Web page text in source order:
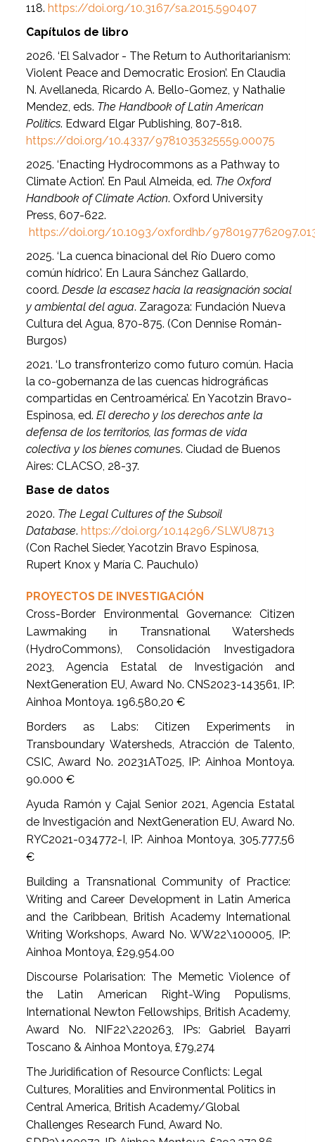
118. https://doi.org/10.3167/sa.2015.590407
Capítulos de libro
2026. ‘El Salvador - The Return to Authoritarianism:
Violent Peace and Democratic Erosion’. En Claudia
N. Avellaneda, Ricardo A. Bello-Gomez, y Nathalie
Mendez, eds. The Handbook of Latin American
Politics. Edward Elgar Publishing, 807-818.
https://doi.org/10.4337/9781035325559.00075
2025. ‘Enacting Hydrocommons as a Pathway to
Climate Action’. En Paul Almeida, ed. The Oxford
Handbook of Climate Action. Oxford University
Press, 607-622.
https://doi.org/10.1093/oxfordhb/
2025. ‘La cuenca binacional del Río Duero como
común hídrico'. En Laura Sánchez Gallardo,
coord.Desde la escasez hacia la reasignación social
y ambiental del agua. Zaragoza: Fundación Nueva
Cultura del Agua, 870-875. (Con Dennise Román-
Burgos)
2021. ‘Lo transfronterizo como futuro común. Hacia
la co-gobernanza de las cuencas hidrográficas
compartidas en Centroamérica’. En Yacotzin Bravo-
Espinosa, ed.El derecho y los derechos ante la
defensa de los territorios, las formas de vida
colectiva y los bienes comunes. Ciudad de Buenos
Aires: CLACSO, 28-37.
Base de datos
2020. The Legal Cultures of the Subsoil
Database. https://doi.org/10.14296/SLWU8713
(Con Rachel Sieder, Yacotzin Bravo Espinosa,
Rupert Knox y María C. Pauchulo)
PROYECTOS DE INVESTIGACIÓN
Cross-Border Environmental Governance: Citizen
Lawmaking in Transnational Watersheds
(HydroCommons), Consolidación Investigadora
2023,Agencia Estatal de Investigación and
NextGeneration EU, Award No. CNS2023-143561, IP:
Ainhoa Montoya. 196.580,20€
Borders as Labs: Citizen Experiments in
Transboundary Watersheds, Atracción de Talento,
CSIC, Award No. 20231AT025, IP: Ainhoa Montoya.
90.000€
Ayuda Ramón y Cajal Senior 2021,Agencia Estatal
de Investigación and NextGeneration EU,Award No.
RYC2021-034772-I, IP: Ainhoa Montoya, 305.777,56
€
Building a Transnational Community of Practice:
Writing and Career Development in Latin America
and the Caribbean, British Academy International
Writing Workshops, Award No. WW22\100005,
IP:
Ainhoa Montoya, £29,954.00
Discourse Polarisation: The Memetic Violence of
the Latin American Right-Wing Populisms,
International Newton Fellowships, British Academy,
Award No. NIF22\220263, IPs: Gabriel Bayarri
Toscano & Ainhoa Montoya, £79,274
The Juridification of Resource Conflicts: Legal
Cultures, Moralities and Environmental Politics in
Central America, British Academy/Global
Challenges Research Fund, Award No.